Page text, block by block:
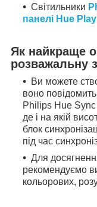
Світильники
панелі Hue
Як найкраще
розважальну
Ви можете
воно
Philips Hue Sync
де і на якій
блок
під час
Для
рекомендуємо
кольорових,